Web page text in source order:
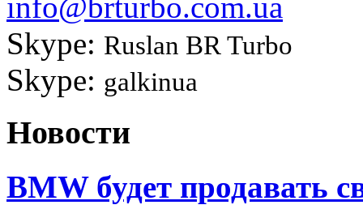
Skype: Ruslan BR Turbo
Skype: galkinua
Новости
BMW будет продавать